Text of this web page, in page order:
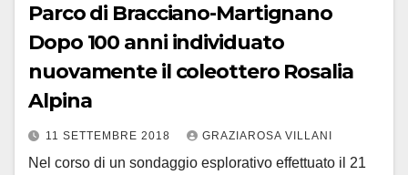
Parco di Bracciano-Martignano
Dopo 100 anni individuato
nuovamente il coleottero Rosalia
Alpina
11 SETTEMBRE 2018 GRAZIAROSA VILLANI
Nel corso di un sondaggio esplorativo effettuato il 21